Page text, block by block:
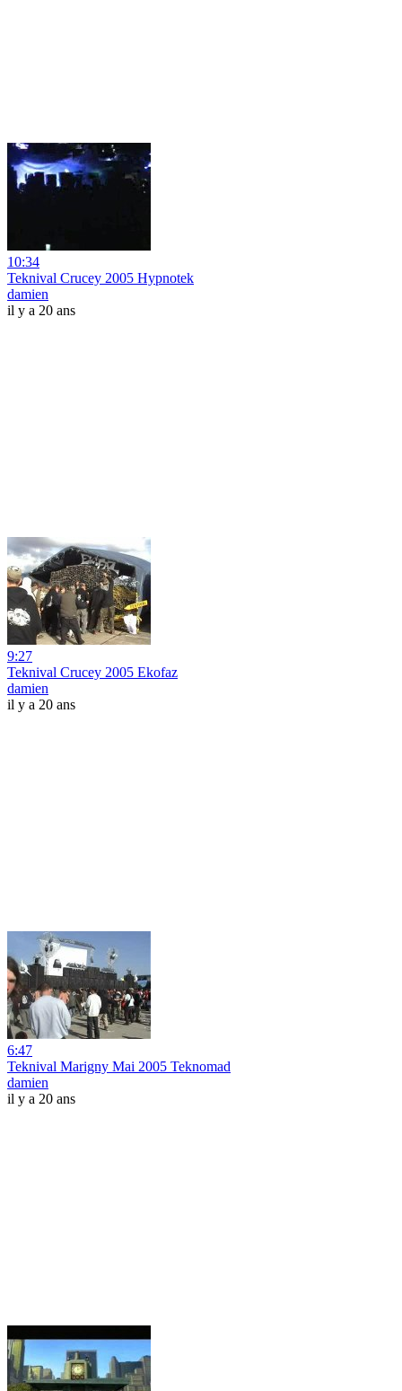
10:34
Teknival Crucey 2005 Hypnotek
damien
il y a 20 ans
9:27
Teknival Crucey 2005 Ekofaz
damien
il y a 20 ans
6:47
Teknival Marigny Mai 2005 Teknomad
damien
il y a 20 ans